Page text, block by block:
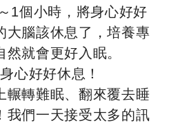
1個小時，將身心好好
大腦該休息了，培養專
就會更好入眠。
心好好休息！
輾轉難眠、翻來覆去睡
我們一天接受太多的訊